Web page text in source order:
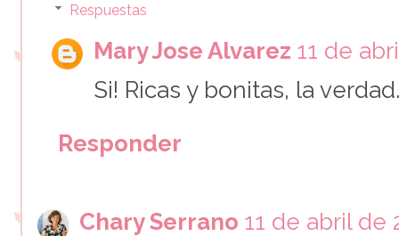
Respuestas
Mary Jose Alvarez 11 de
Si! Ricas y bonitas, la
Responder
Chary Serrano 11 de abril de